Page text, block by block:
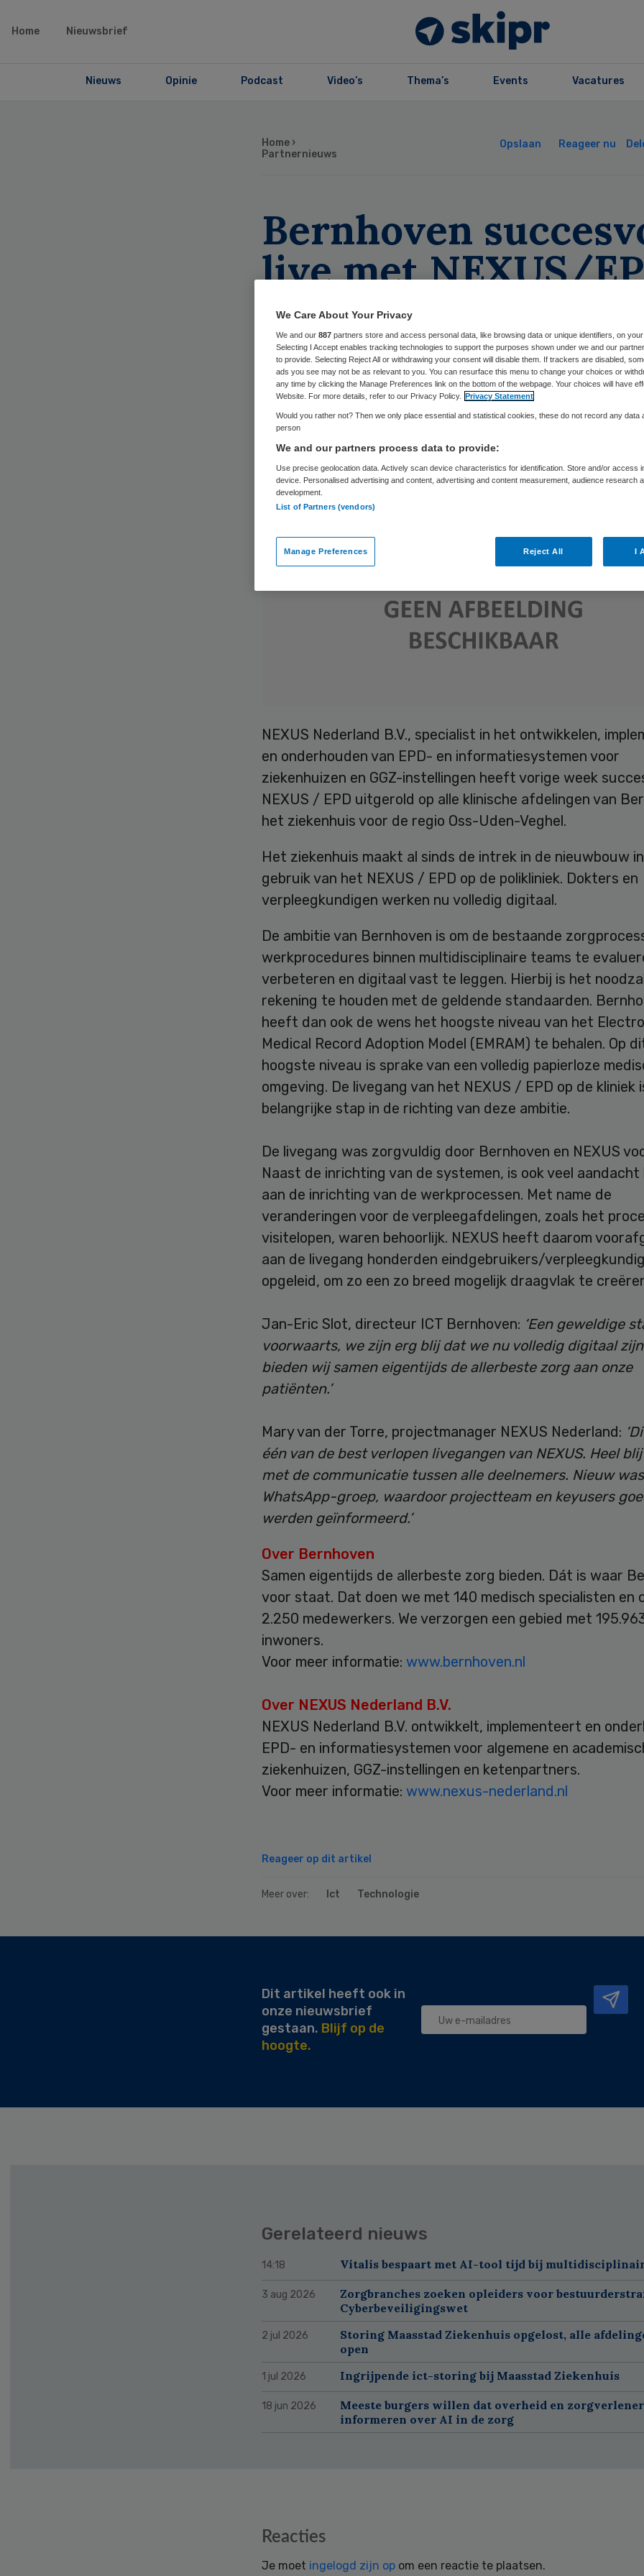
Home Nieuwsbrief
Nieuws Opinie Podcast Video’s Thema’s Events Vacatures
Home ›
Partnernieuws
Opslaan Reageer nu
Bernhoven
live met NEXUS/
Skipr Redactie 11 november 2016,10:00 40 keer gelezen
NEXUS Nederland B.V., specialist in het ontwikkelen,
en onderhouden van EPD- en informatiesystemen voor
ziekenhuizen en GGZ-instellingen heeft vorige week
NEXUS / EPD uitgerold op alle klinische afdelingen van
het ziekenhuis voor de regio Oss-Uden-Veghel.
Het ziekenhuis maakt al sinds de intrek in de nieuwbouw
gebruik van het NEXUS / EPD op de polikliniek. Dokters en
verpleegkundigen werken nu volledig digitaal.
De ambitie van Bernhoven is om de bestaande
werkprocedures binnen multidisciplinaire teams te
verbeteren en digitaal vast te leggen. Hierbij is het
rekening te houden met de geldende standaarden.
heeft dan ook de wens het hoogste niveau van het
Medical Record Adoption Model (EMRAM) te behalen. Op
hoogste niveau is sprake van een volledig papierloze
omgeving. De livegang van het NEXUS / EPD op de kliniek
belangrijke stap in de richting van deze ambitie.
De livegang was zorgvuldig door Bernhoven en NEXUS
Naast de inrichting van de systemen, is ook veel aandacht
aan de inrichting van de werkprocessen. Met name de
veranderingen voor de verpleegafdelingen, zoals het
visitelopen, waren behoorlijk. NEXUS heeft daarom
aan de livegang honderden eindgebruikers/
opgeleid, om zo een zo breed mogelijk draagvlak te
Jan-Eric Slot, directeur ICT Bernhoven: ‘Een geweldige
voorwaarts, we zijn erg blij dat we nu volledig digitaal
bieden wij samen eigentijds de allerbeste zorg aan onze
patiënten.’
Mary van der Torre, projectmanager NEXUS Nederland:
één van de best verlopen livegangen van NEXUS. Heel
met de communicatie tussen alle deelnemers. Nieuw
WhatsApp-groep, waardoor projectteam en keyusers
werden geïnformeerd.’
Over Bernhoven
Samen eigentijds de allerbeste zorg bieden. Dát is waar
voor staat. Dat doen we met 140 medisch specialisten en
2.250 medewerkers. We verzorgen een gebied met
inwoners.
Voor meer informatie: www.bernhoven.nl
Over NEXUS Nederland B.V.
NEXUS Nederland B.V. ontwikkelt, implementeert en
EPD- en informatiesystemen voor algemene en
ziekenhuizen, GGZ-instellingen en ketenpartners.
Voor meer informatie: www.nexus-nederland.nl
Reageer op dit artikel
Meer over: Ict Technologie
Dit artikel heeft ook in
onze nieuwsbrief
gestaan. Blijf op de
hoogte.
Gerelateerd nieuws
14:18 Vitalis bespaart met AI-tool tijd bij
3 aug 2026
Zorgbranches zoeken opleiders voor
Cyberbeveiligingswet
2 jul 2026
Storing Maasstad Ziekenhuis opgelost, alle
open
1 jul 2026 Ingrijpende ict-storing bij Maasstad Ziekenhuis
18 jun 2026
Meeste burgers willen dat overheid en
informeren over AI in de zorg
Reacties
Je moet ingelogd zijn op om een reactie te plaatsen.
We Care About Your Privacy
We and our 887 partners store and access personal data, like browsing data or unique identifiers, on your
Selecting I Accept enables tracking technologies to support the purposes shown under we and our
to provide. Selecting Reject All or withdrawing your consent will disable them. If trackers are disabled,
ads you see may not be as relevant to you. You can resurface this menu to change your choices or
any time by clicking the Manage Preferences link on the bottom of the webpage. Your choices will have
Website. For more details, refer to our Privacy Policy. Privacy Statement
Would you rather not? Then we only place essential and statistical cookies, these do not record any data
person
We and our partners process data to provide:
Use precise geolocation data. Actively scan device characteristics for identification. Store and/or access
device. Personalised advertising and content, advertising and content measurement, audience research
development.
List of Partners (vendors)
Manage Preferences Reject All I